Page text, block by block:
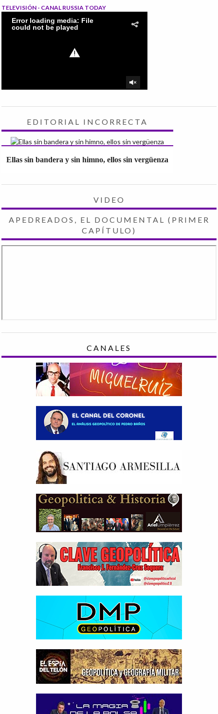
TELEVISIÓN - CANAL RUSSIA TODAY
EDITORIAL INCORRECTA
Ellas sin bandera y sin himno, ellos sin vergüenza
VIDEO
APEDREADOS, EL DOCUMENTAL (PRIMER
CAPÍTULO)
CANALES